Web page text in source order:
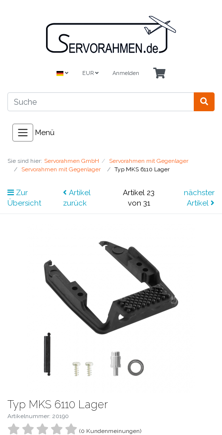
EUR Anmelden
Menü
Sie sind hier: Servorahmen GmbH
Servorahmen mit Gegenlager
Servorahmen mit Gegenlager
Typ MKS 6110 Lager
Zur
Übersicht
Artikel
zurück
Artikel 23
von 31
nächster
Artikel
Typ MKS 6110 Lager
Artikelnummer: 20190
(0 Kundenmeinungen)